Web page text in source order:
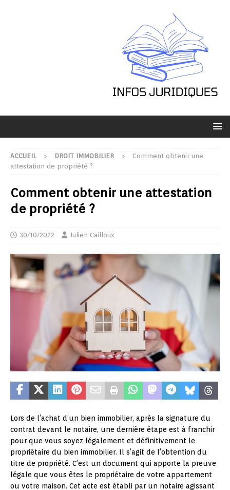
ACCUEIL DROIT IMMOBILIER
Comment obtenir une
attestation de propriété ?
Comment obtenir une attestation
de propriété ?
30/10/2022 Julien Cailloux
Lors de l’achat d’un bien immobilier, après la signature du
contrat devant le notaire, une dernière étape est à franchir
pour que vous soyez légalement et définitivement le
propriétaire du bien immobilier. Il s’agit de l’obtention du
titre de propriété. C’est un document qui apporte la preuve
légale que vous êtes le propriétaire de votre appartement
ou votre maison. Cet acte est établi par un notaire agissant